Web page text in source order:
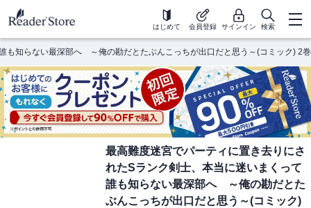
はじめて 会員登録 サインイン 検索
も知らない最深部へ ～俺の勘だとたぶんこっちが出口だと思う～(コミック) 2巻
最高難度迷宮でパーティに置き去りにさ
れたSランク剣士、本当に迷いまくって
誰も知らない最深部へ ～俺の勘だとた
ぶんこっちが出口だと思う～(コミック)